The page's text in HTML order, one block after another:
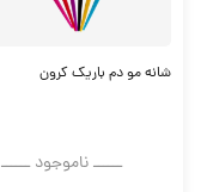
شانه مو دم باریک کرون
ــــــ ناموجود ــــــ